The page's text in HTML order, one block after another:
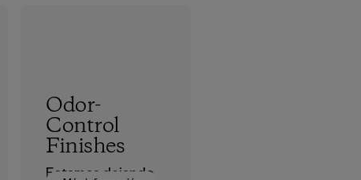
Odor-
Control
Finishes
Estamos dejando